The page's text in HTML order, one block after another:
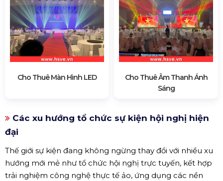
Cho Thuê Màn Hình LED
Cho Thuê Âm Thanh Ánh
Sáng
Các xu hướng tổ chức sự kiện hội nghị hiện
đại
Thế giới sự kiện đang không ngừng thay đổi với nhiều xu
hướng mới mẻ như tổ chức hội nghị trực tuyến, kết hợp
trải nghiệm công nghệ thực tế ảo, ứng dụng các nền